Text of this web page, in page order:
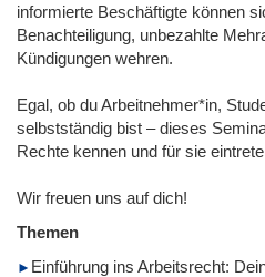
informierte Beschäftigte können
Benachteiligung, unbezahlte
Kündigungen wehren.
Egal, ob du Arbeitnehmer*in,
selbstständig bist – dieses
Rechte kennen und für sie
Wir freuen uns auf dich!
Themen
Einführung ins Arbeitsrecht: